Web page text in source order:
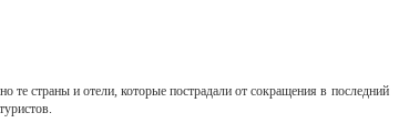
те страны и отели, которые пострадали от сокращения в последний